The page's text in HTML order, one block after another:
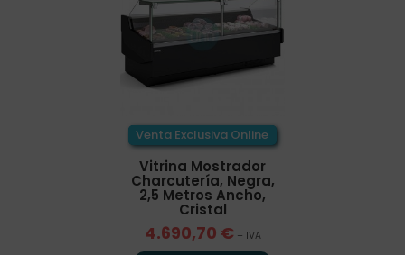
Venta Exclusiva Online
Vitrina Mostrador
Charcutería, Negra,
2,5 Metros Ancho,
Cristal
4.690,70 € + IVA